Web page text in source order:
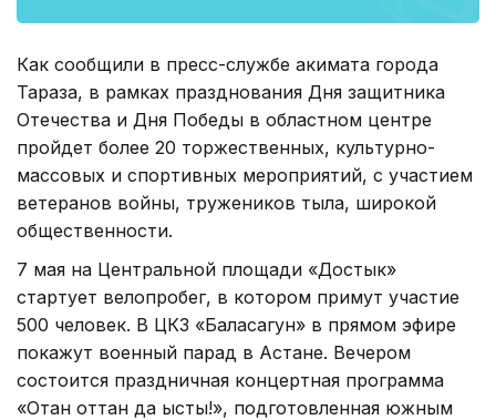
Как сообщили в пресс-службе акимата города
Тараза, в рамках празднования Дня защитника
Отечества и Дня Победы в областном центре
пройдет более 20 торжественных, культурно-
массовых и спортивных мероприятий, с участием
ветеранов войны, тружеников тыла, широкой
общественности.
7 мая на Центральной площади «Достык»
стартует велопробег, в котором примут участие
500 человек. В ЦКЗ «Баласагун» в прямом эфире
покажут военный парад в Астане. Вечером
состоится праздничная концертная программа
«Отан оттан да ыстық!», подготовленная южным